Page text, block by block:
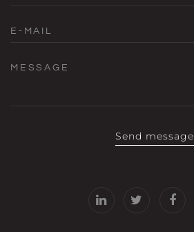
E-MAIL
MESSAGE
Send message